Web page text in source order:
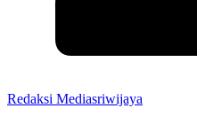
Redaksi Mediasriwijaya